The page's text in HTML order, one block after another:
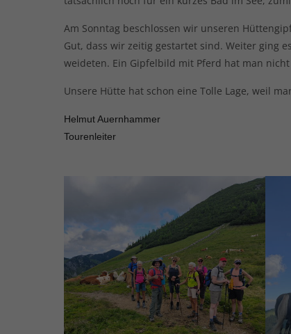
Am Sonntag beschlossen wir unseren
Gut, dass wir zeitig gestartet sind. Weiter ging
weideten. Ein Gipfelbild mit Pferd hat man
Unsere Hütte hat schon eine Tolle Lage, weil
Helmut Auernhammer
Tourenleiter
Am Miesingsattel